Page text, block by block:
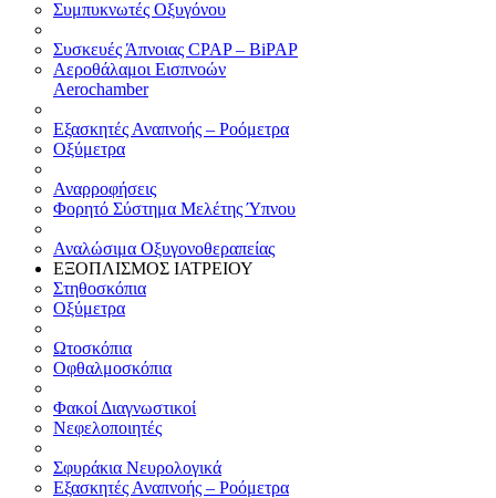
Συμπυκνωτές Οξυγόνου
Συσκευές Άπνοιας CPAP – BiPAP
Αεροθάλαμοι Εισπνοών
Aerochamber
Εξασκητές Αναπνοής – Ροόμετρα
Οξύμετρα
Αναρροφήσεις
Φορητό Σύστημα Μελέτης Ύπνου
Αναλώσιμα Οξυγονοθεραπείας
ΕΞΟΠΛΙΣΜΟΣ ΙΑΤΡΕΙΟΥ
Στηθοσκόπια
Οξύμετρα
Ωτοσκόπια
Οφθαλμοσκόπια
Φακοί Διαγνωστικοί
Νεφελοποιητές
Σφυράκια Νευρολογικά
Εξασκητές Αναπνοής – Ροόμετρα